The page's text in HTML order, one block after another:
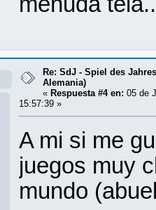
Re: SdJ - Spiel des
Alemania)
« Respuesta #4 en: 05 de
15:57:39 »
A mi si me
juegos muy
mundo